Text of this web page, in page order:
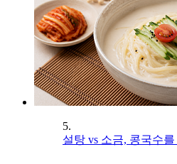
5.
설탕 vs 소금, 콩국수